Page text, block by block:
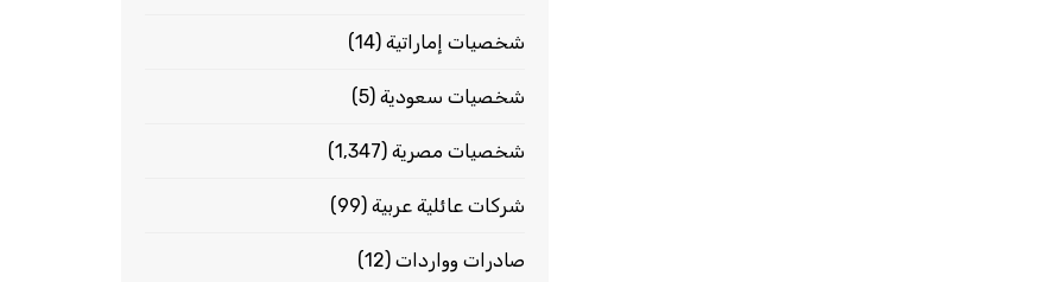
شخصيات إماراتية (14)
شخصيات سعودية (5)
شخصيات مصرية (1٬347)
شركات عائلية عربية (99)
صادرات وواردات (12)